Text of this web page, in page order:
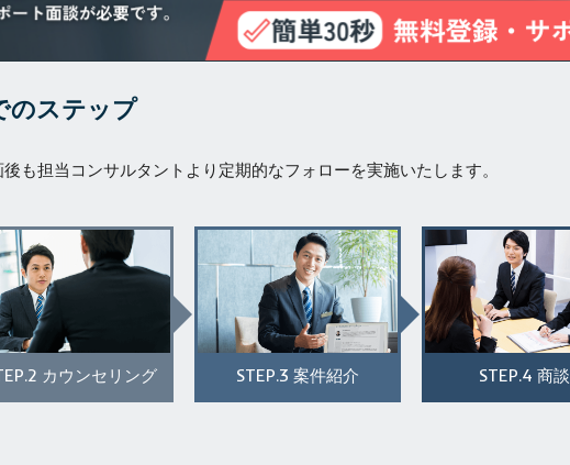
のステップ
も担当コンサルタントより定期的なフォローを実施いたします。
カウンセリング STEP.3 案件紹介 STEP.4 商談